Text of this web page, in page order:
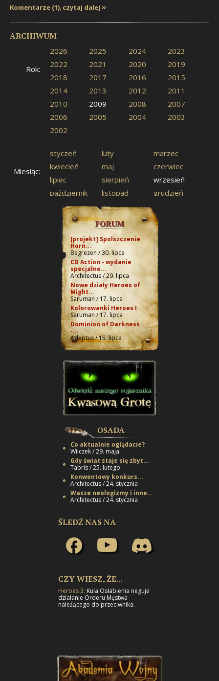
Komentarze (1), czytaj dalej
ARCHIWUM
2026 2025 2024
2023
2022
2021 2020
2019
2018
2017 2016
2015
2014
2013 2012
2011
2010
2009 2008
2007
2006
2005 2004
2003
2002
Rok:
styczeń luty
marzec
kwiecień
maj
czerwiec
lipiec
sierpień
wrzesień
październik
listopad grudzień
Miesiąc:
FORUM
[projekt] Spolszczenie
Horn...
Begrezen / 30. lipca
CD Action - wydanie
specjalne...
Architectus / 29. lipca
Nowe działy Heroes of
Might...
Saruman / 17. lipca
Kolorowanki Heroes I
Saruman / 17. lipca
Dominion of Darkness
-...
Adeptus / 15. lipca
OSADA
Co aktualnie oglądacie?
Wilczek / 29. maja
Gdy świat staje się zbyt...
Tabris / 25. lutego
Konwentowy konkurs...
Architectus / 24. stycznia
Wasze neologizmy i inne...
Architectus / 24. stycznia
ŚLEDŹ NAS NA
CZY WIESZ, ŻE...
Heroes 3: Kula Osłabienia neguje
działanie Orderu Męstwa
należącego do przeciwnika.